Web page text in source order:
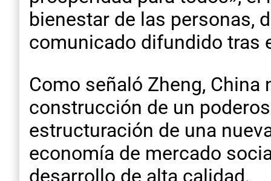
bienestar de las personas,
comunicado difundido tras
Como señaló Zheng,
construcción de un
estructuración de una
economía de mercado
desarrollo de alta calidad.